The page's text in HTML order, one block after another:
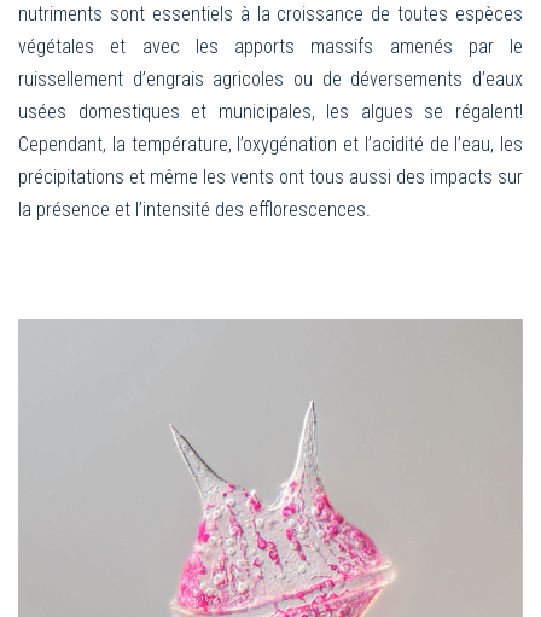
nutriments sont essentiels à la croissance de toutes espèces
végétales et avec les apports massifs amenés par le
ruissellement d’engrais agricoles ou de déversements d’eaux
usées domestiques et municipales, les algues se régalent!
Cependant, la température, l’oxygénation et l’acidité de l’eau, les
précipitations et même les vents ont tous aussi des impacts sur
la présence et l’intensité des efflorescences.